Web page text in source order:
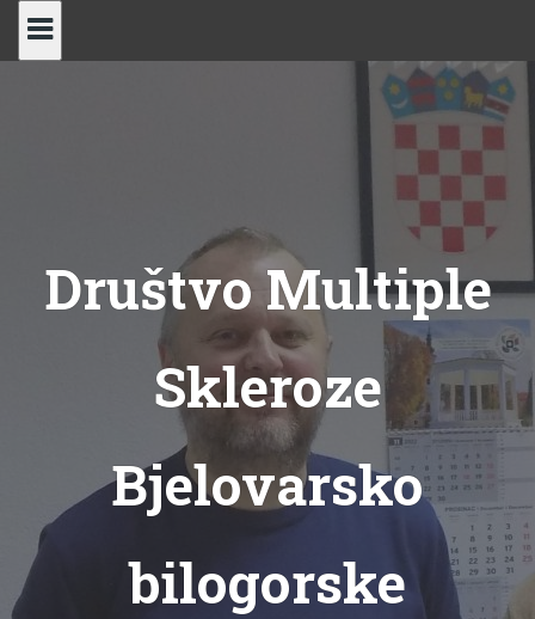
Skip
Društvo Multiple
Skleroze
Bjelovarsko
bilogorske